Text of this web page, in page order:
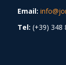
Email:
Tel: (+39) 348